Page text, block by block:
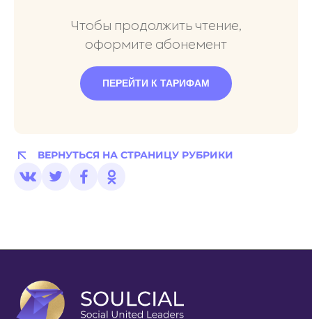
Чтобы продолжить чтение,
оформите абонемент
ПЕРЕЙТИ К ТАРИФАМ
ВЕРНУТЬСЯ НА СТРАНИЦУ РУБРИКИ